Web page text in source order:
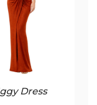
Dress